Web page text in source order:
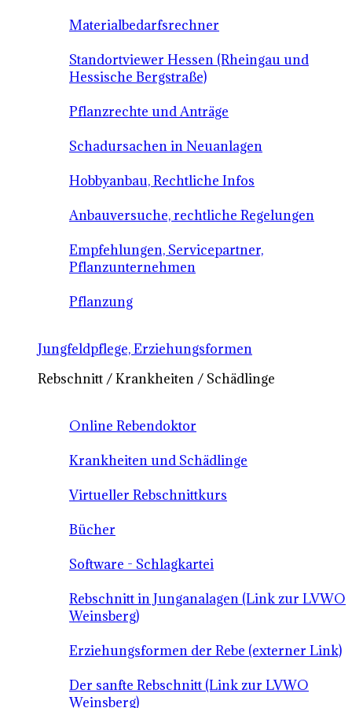
Materialbedarfsrechner
Standortviewer Hessen (Rheingau und
Hessische Bergstraße)
Pflanzrechte und Anträge
Schadursachen in Neuanlagen
Hobbyanbau, Rechtliche Infos
Anbauversuche, rechtliche Regelungen
Empfehlungen, Servicepartner,
Pflanzunternehmen
Pflanzung
Jungfeldpflege, Erziehungsformen
Rebschnitt / Krankheiten / Schädlinge
Online Rebendoktor
Krankheiten und Schädlinge
Virtueller Rebschnittkurs
Bücher
Software - Schlagkartei
Rebschnitt in Junganalagen (Link zur LVWO
Weinsberg)
Erziehungsformen der Rebe (externer Link)
Der sanfte Rebschnitt (Link zur LVWO
Weinsberg)